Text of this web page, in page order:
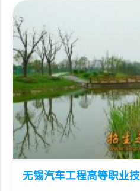
无锡汽车工程高等职业技